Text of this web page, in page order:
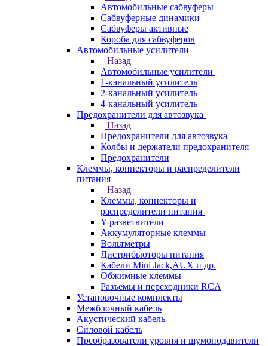
Автомобильные сабвуферы
Сабвуферные динамики
Сабвуферы активные
Короба для сабвуферов
Автомобильные усилители
Назад
Автомобильные усилители
1-канальный усилитель
2-канальный усилитель
4-канальный усилитель
Предохранители для автозвука
Назад
Предохранители для автозвука
Колбы и держатели предохранителя
Предохранители
Клеммы, коннекторы и распределители
питания
Назад
Клеммы, коннекторы и
распределители питания
Y-разветвители
Аккумуляторные клеммы
Вольтметры
Дистрибьюторы питания
Кабели Mini Jack,AUX и др.
Обжимные клеммы
Разъемы и переходники RCA
Установочные комплекты
Межблочный кабель
Акустический кабель
Силовой кабель
Преобразователи уровня и шумоподавители